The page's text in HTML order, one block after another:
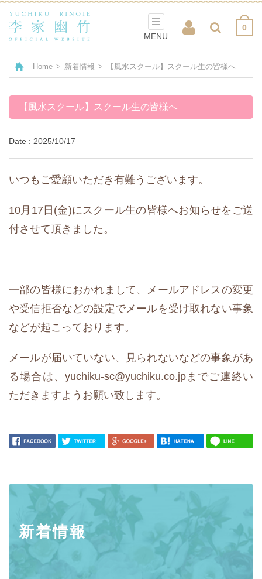
0
MENU
Home > 新着情報 > 【風水スクール】スクール生の皆様へ
【風水スクール】スクール生の皆様へ
Date : 2025/10/17
いつもご愛顧いただき有難うございます。
10月17日(金)にスクール生の皆様へお知らせをご送
付させて頂きました。
一部の皆様におかれまして、メールアドレスの変更
や受信拒否などの設定でメールを受け取れない事象
などが起こっております。
メールが届いていない、見られないなどの事象があ
る場合は、yuchiku-sc@yuchiku.co.jpまでご連絡い
ただきますようお願い致します。
新着情報